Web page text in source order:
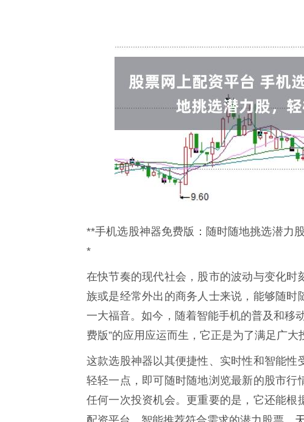
**手机选股神器免费版：随时随地挑选潜力
*
在快节奏的现代社会，股市的波动与变化
族或是经常外出的商务人士来说，能够随
一大福音。如今，随着智能手机的普及和移
费版”的应用应运而生，它正是为了满足广大
这款选股神器以其便捷性、实时性和智能
轻轻一点，即可随时随地浏览最新的股市
任何一次投资机会。更重要的是，它还能